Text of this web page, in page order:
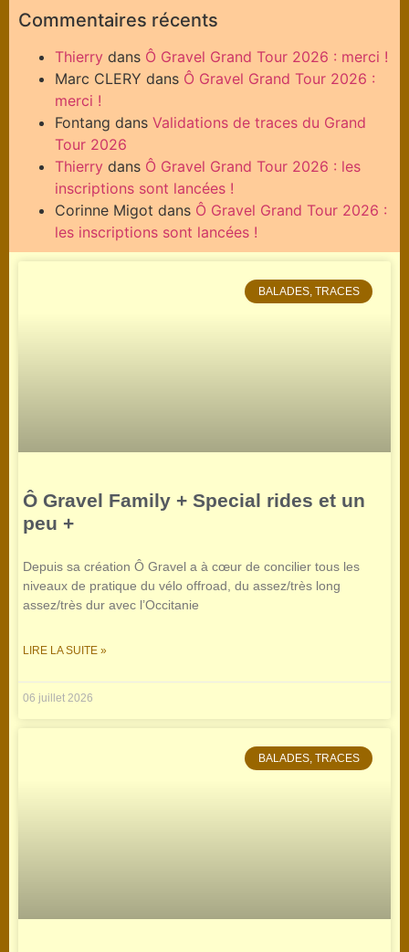
Commentaires récents
Thierry dans Ô Gravel Grand Tour 2026 : merci !
Marc CLERY dans Ô Gravel Grand Tour 2026 :
merci !
Fontang dans Validations de traces du Grand
Tour 2026
Thierry dans Ô Gravel Grand Tour 2026 : les
inscriptions sont lancées !
Corinne Migot dans Ô Gravel Grand Tour 2026 :
les inscriptions sont lancées !
BALADES, TRACES
Ô Gravel Family + Special rides et un
peu +
Depuis sa création Ô Gravel a à cœur de concilier tous les
niveaux de pratique du vélo offroad, du assez/très long
assez/très dur avec l’Occitanie
LIRE LA SUITE »
06 juillet 2026
BALADES, TRACES